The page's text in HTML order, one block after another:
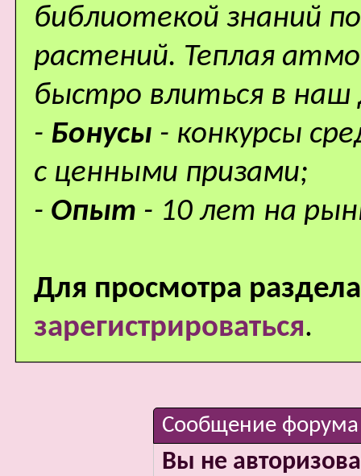
библиотекой знаний
растений. Теплая
быстро влиться в
- Бонусы - конкурсы
с ценными призами;
- Опыт - 10 лет на
Для просмотра
зарегистрироваться.
Сообщение форума
Вы не